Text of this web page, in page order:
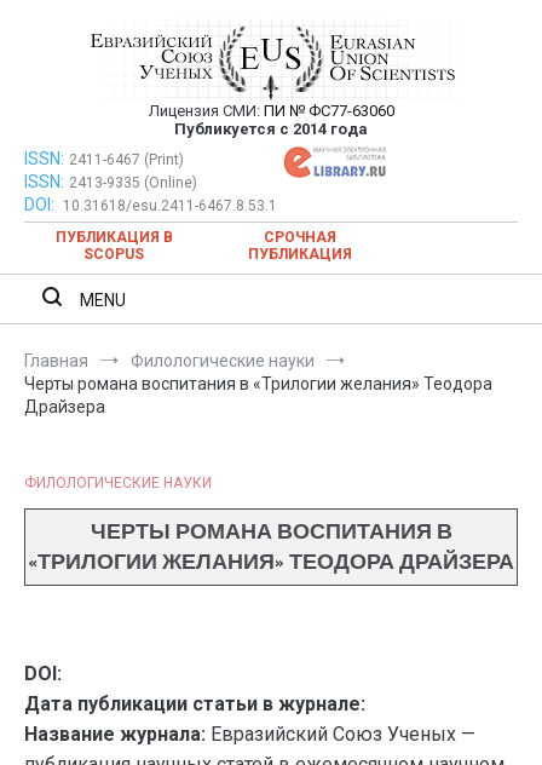
Евразийский Союз Ученых —
публикация научных статей в
ежемесячном научном журнале
Лицензия СМИ: ПИ № ФС77-63060
Публикуется с 2014 года
Евразийский Союз Ученых — публикация научных статей в
ежемесячном научном журнале
ISSN: 2411-6467 (Print)
ISSN: 2413-9335 (Online)
DOI:
10.31618/esu.2411-6467.8.53.1
ПУБЛИКАЦИЯ В
SCOPUS
СРОЧНАЯ
ПУБЛИКАЦИЯ
MENU
Главная
Филологические науки
Черты романа воспитания в «Трилогии желания» Теодора
Драйзера
ФИЛОЛОГИЧЕСКИЕ НАУКИ
ЧЕРТЫ РОМАНА ВОСПИТАНИЯ В
«ТРИЛОГИИ ЖЕЛАНИЯ» ТЕОДОРА ДРАЙЗЕРА
DOI:
Дата публикации статьи в журнале:
Название журнала: Евразийский Союз Ученых —